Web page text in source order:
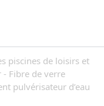
piscines de loisirs et
- Fibre de verre
pulvérisateur d’eau